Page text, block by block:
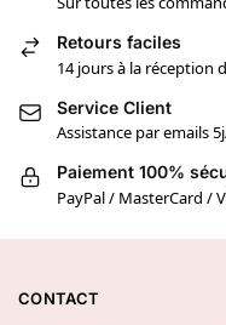
Retours faciles
14 jours à la réception
Service Client
Assistance par emails
Paiement 100%
PayPal / MasterCard /
CONTACT